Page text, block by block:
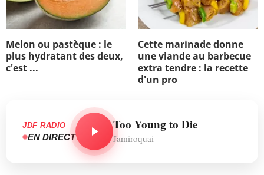
Melon ou pastèque : le
plus hydratant des deux,
c'est ...
Cette marinade donne
une viande au barbecue
extra tendre : la recette
d'un pro
JDF RADIO
EN DIRECT
Too Young to Die
Jamiroquai